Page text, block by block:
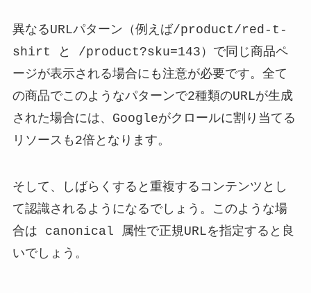
異なるURLパターン（例えば/product/red-t-
shirt と /product?sku=143）で同じ商品ペ
ージが表示される場合にも注意が必要です。全て
の商品でこのようなパターンで2種類のURLが生成
された場合には、Googleがクロールに割り当てる
リソースも2倍となります。
そして、しばらくすると重複するコンテンツとし
て認識されるようになるでしょう。このような場
合は canonical 属性で正規URLを指定すると良
いでしょう。